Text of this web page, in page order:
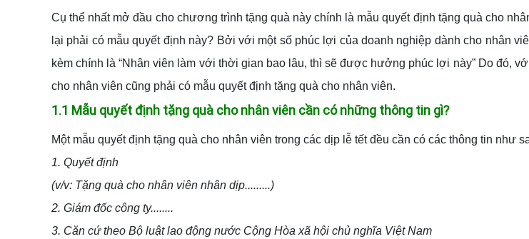
Cụ thể nhất mở đầu cho chương trình tặng quà này chính là mẫu quyết định tặng quà cho
lại phải có mẫu quyết định này? Bởi với một số phúc lợi của doanh nghiệp dành cho nhân
kèm chính là “Nhân viên làm với thời gian bao lâu, thì sẽ được hưởng phúc lợi này” Do đó,
cho nhân viên cũng phải có mẫu quyết định tặng quà cho nhân viên.
1.1 Mẫu quyết định tặng quà cho nhân viên cần có những thông tin gì?
Một mẫu quyết định tặng quà cho nhân viên trong các dịp lễ tết đều cần có các thông tin như
1. Quyết định
(v/v: Tặng quà cho nhân viên nhân dịp.........)
2. Giám đốc công ty........
3. Căn cứ theo Bộ luật lao động nước Cộng Hòa xã hội chủ nghĩa Việt Nam